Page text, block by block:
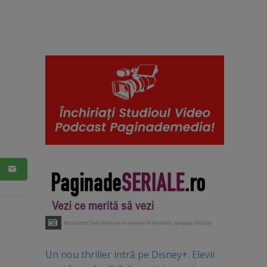
Un nou thriller intră pe Disney+. Elevii